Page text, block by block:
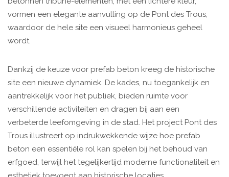
vormen een elegante aanvulling op de Pont des Trous,
waardoor de hele site een visueel harmonieus geheel
wordt.
Dankzij de keuze voor prefab beton kreeg de historische
site een nieuwe dynamiek. De kades, nu toegankelijk en
aantrekkelijk voor het publiek, bieden ruimte voor
verschillende activiteiten en dragen bij aan een
verbeterde leefomgeving in de stad. Het project Pont des
Trous illustreert op indrukwekkende wijze hoe prefab
beton een essentiële rol kan spelen bij het behoud van
erfgoed, terwijl het tegelijkertijd moderne functionaliteit en